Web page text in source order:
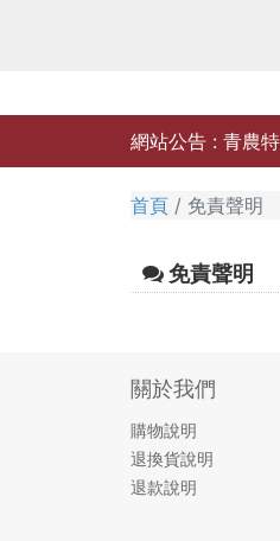
網站公告 : 青農
首頁 免責聲明
免責聲明
關於我們
購物說明
退換貨說明
退款說明